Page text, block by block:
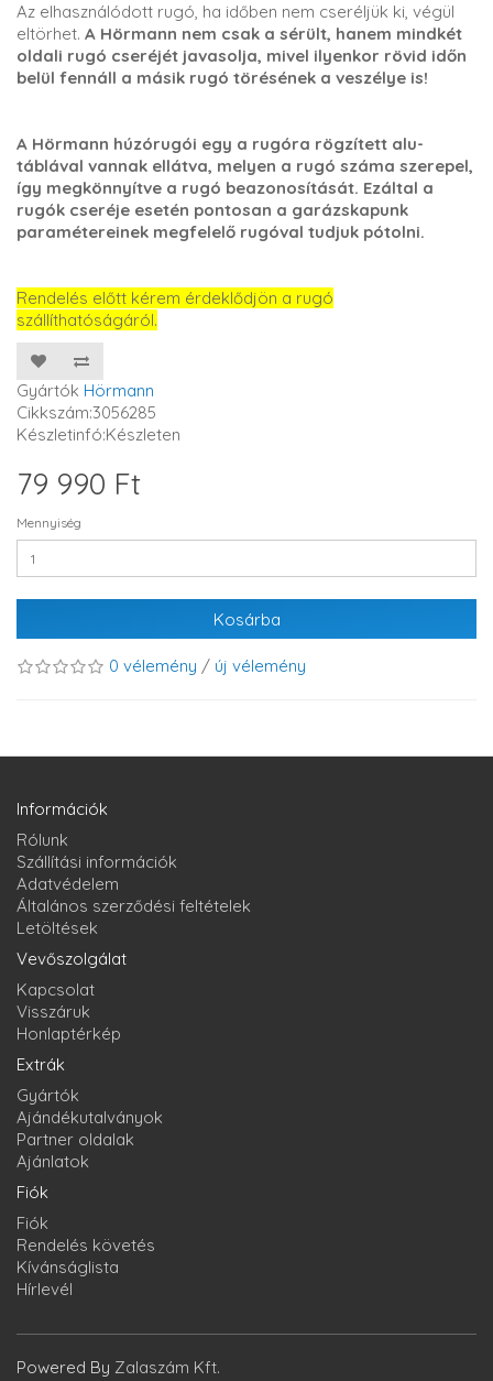
Az elhasználódott rugó, ha időben nem cseréljük ki, végül
eltörhet. A Hörmann nem csak a sérült, hanem mindkét
oldali rugó cseréjét javasolja, mivel ilyenkor rövid időn
belül fennáll a másik rugó törésének a veszélye is!
A Hörmann húzórugói egy a rugóra rögzített alu-
táblával vannak ellátva, melyen a rugó száma szerepel,
így megkönnyítve a rugó beazonosítását. Ezáltal a
rugók cseréje esetén pontosan a garázskapunk
paramétereinek megfelelő rugóval tudjuk pótolni.
Rendelés előtt kérem érdeklődjön a rugó
szállíthatóságáról.
Gyártók Hörmann
Cikkszám:3056285
Készletinfó:Készleten
79 990 Ft
Mennyiség
Kosárba
0 vélemény / új vélemény
Információk
Rólunk
Szállítási információk
Adatvédelem
Általános szerződési feltételek
Letöltések
Vevőszolgálat
Kapcsolat
Visszáruk
Honlaptérkép
Extrák
Gyártók
Ajándékutalványok
Partner oldalak
Ajánlatok
Fiók
Fiók
Rendelés követés
Kívánságlista
Hírlevél
Powered By Zalaszám Kft.